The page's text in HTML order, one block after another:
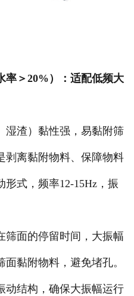
率＞20%）：适配低频大
渣）黏性强，易黏附筛
剥离黏附物料、保障物料
式，频率12-15Hz，振
面的停留时间，大振幅
黏附物料，避免堵孔。
动结构，确保大振幅运行